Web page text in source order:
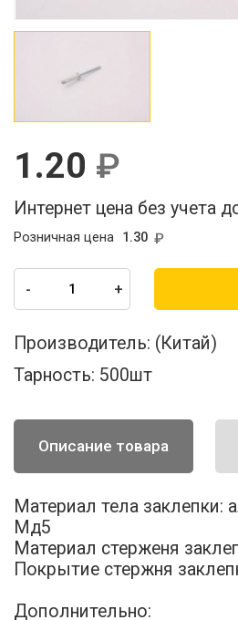
1.20
Интернет цена без учета
1.30
Розничная цена
- +
Производитель: (Китай)
Тарность: 500шт
Описание товара
Материал тела
Мд5
Материал стерженя
Покрытие стержня
Дополнительно: